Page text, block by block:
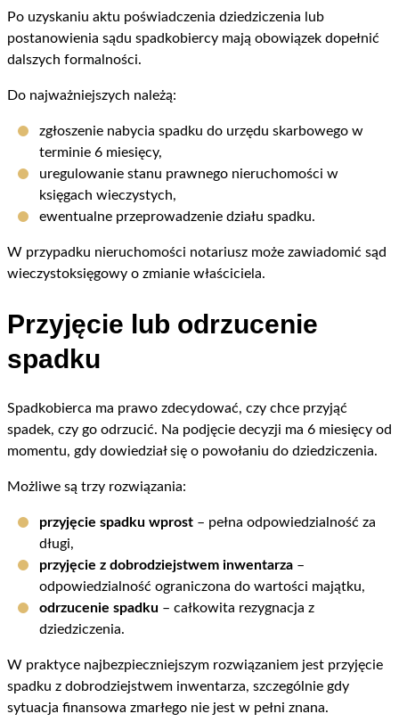
Po uzyskaniu aktu poświadczenia dziedziczenia lub
postanowienia sądu spadkobiercy mają obowiązek dopełnić
dalszych formalności.
Do najważniejszych należą:
zgłoszenie nabycia spadku do urzędu skarbowego w
terminie 6 miesięcy,
uregulowanie stanu prawnego nieruchomości w
księgach wieczystych,
ewentualne przeprowadzenie działu spadku.
W przypadku nieruchomości notariusz może zawiadomić sąd
wieczystoksięgowy o zmianie właściciela.
Przyjęcie lub odrzucenie
spadku
Spadkobierca ma prawo zdecydować, czy chce przyjąć
spadek, czy go odrzucić. Na podjęcie decyzji ma 6 miesięcy od
momentu, gdy dowiedział się o powołaniu do dziedziczenia.
Możliwe są trzy rozwiązania:
przyjęcie spadku wprost – pełna odpowiedzialność za
długi,
przyjęcie z dobrodziejstwem inwentarza –
odpowiedzialność ograniczona do wartości majątku,
odrzucenie spadku – całkowita rezygnacja z
dziedziczenia.
W praktyce najbezpieczniejszym rozwiązaniem jest przyjęcie
spadku z dobrodziejstwem inwentarza, szczególnie gdy
sytuacja finansowa zmarłego nie jest w pełni znana.